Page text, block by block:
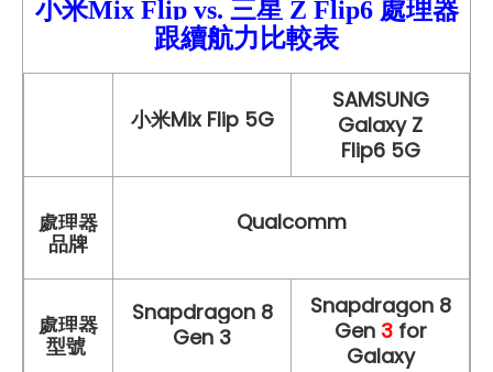
小米Mix Flip vs. 三星 Z Flip6處理器
跟續航力比較表
小米Mix Flip5G
SAMSUNG
Galaxy Z
Flip6 5G
處理器
品牌
Qualcomm
處理器
型號
Snapdragon 8
Gen 3
Snapdragon 8
Gen 3for
Galaxy